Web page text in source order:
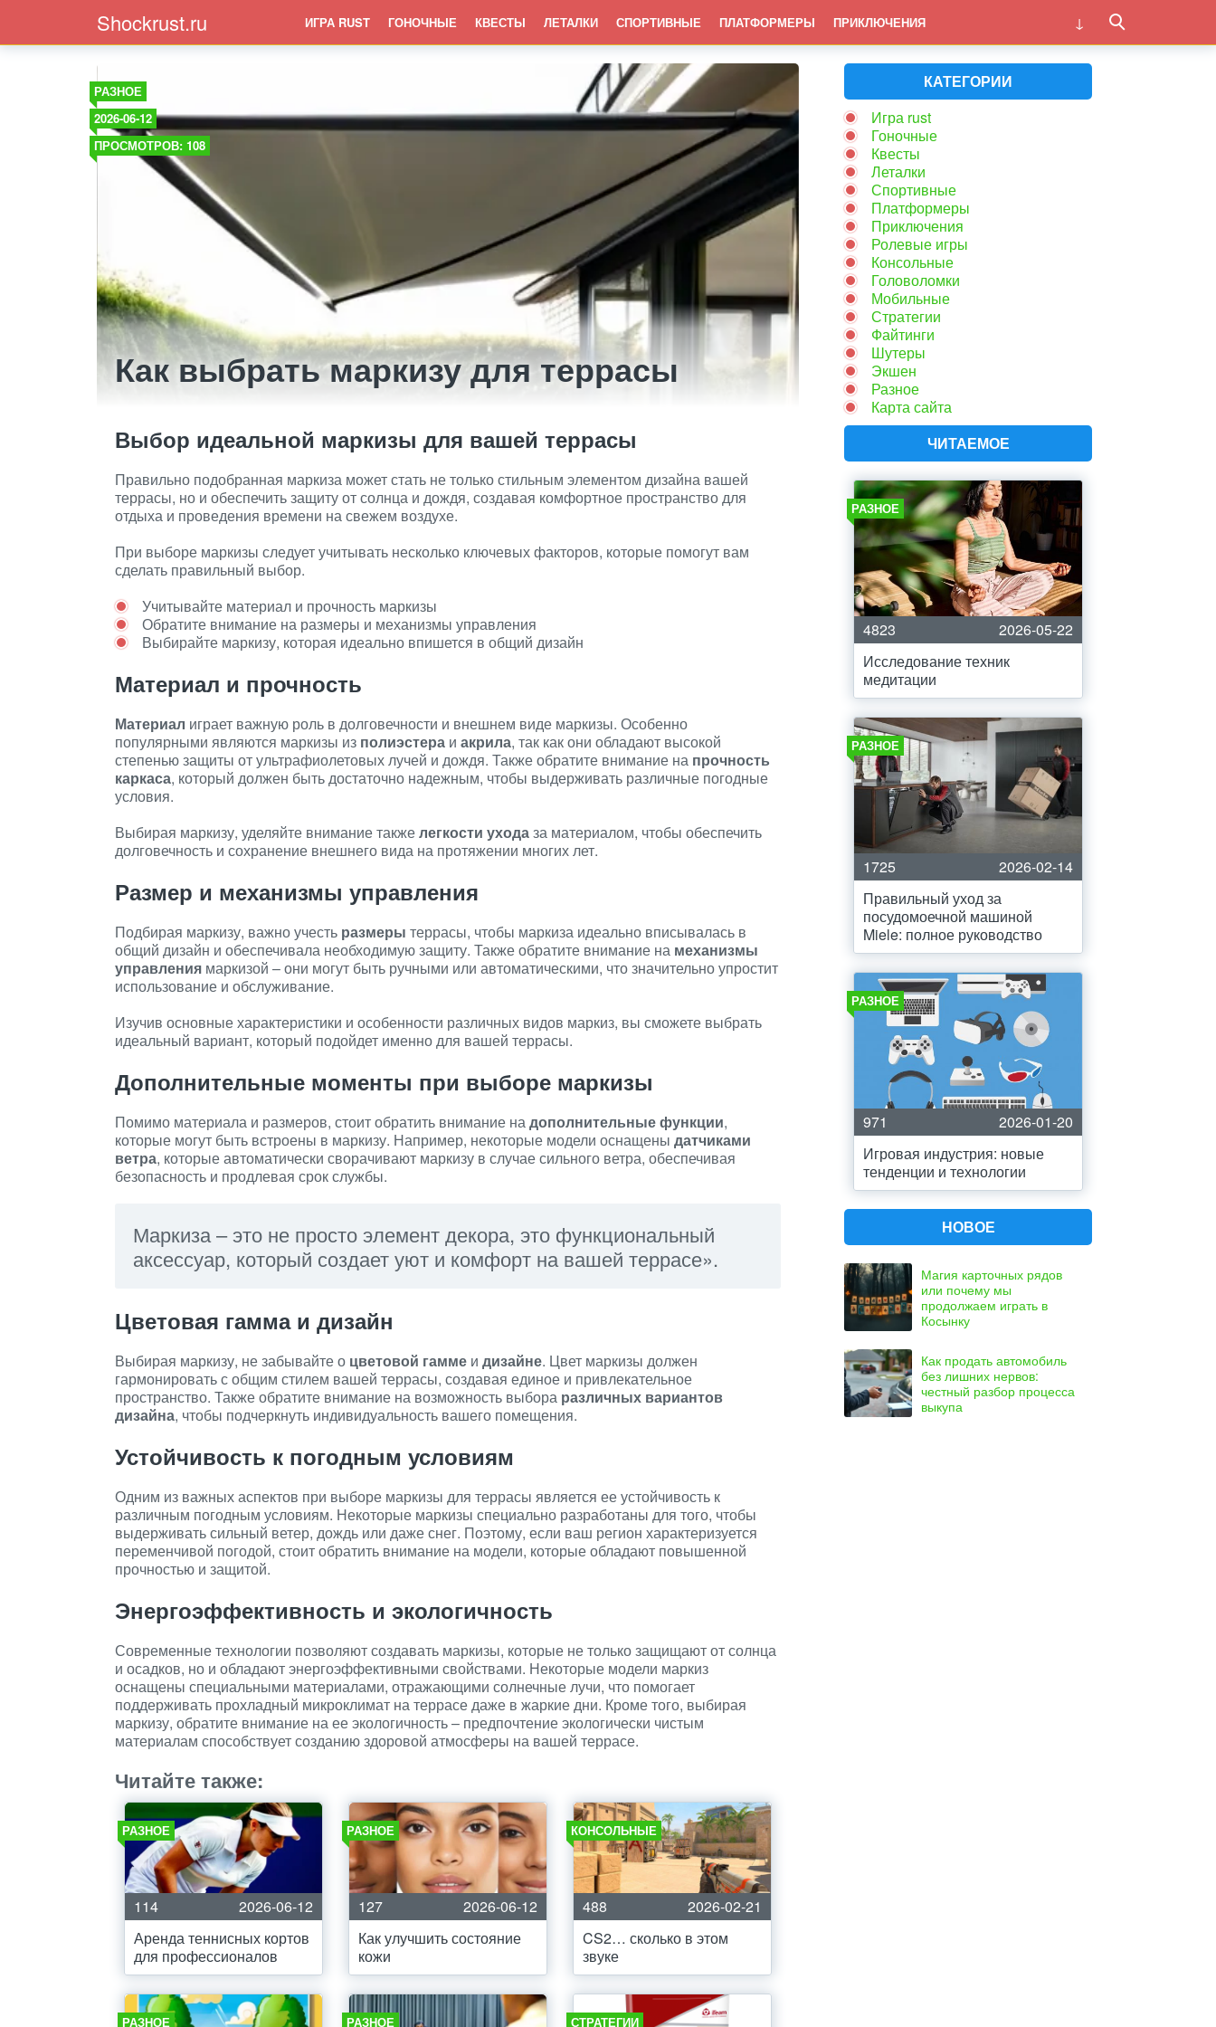
Shockrust.ru ИГРА RUST ГОНОЧНЫЕ КВЕСТЫ ЛЕТАЛКИ СПОРТИВНЫЕ ПЛАТФОРМЕРЫ ПРИКЛЮЧЕНИЯ
РАЗНОЕ
2026-06-12
ПРОСМОТРОВ: 108
Как выбрать маркизу для террасы
Выбор идеальной маркизы для вашей террасы
Правильно подобранная маркиза может стать не только стильным элементом дизайна вашей
террасы, но и обеспечить защиту от солнца и дождя, создавая комфортное пространство для
отдыха и проведения времени на свежем воздухе.
При выборе маркизы следует учитывать несколько ключевых факторов, которые помогут вам
сделать правильный выбор.
Учитывайте материал и прочность маркизы
Обратите внимание на размеры и механизмы управления
Выбирайте маркизу, которая идеально впишется в общий дизайн
Материал и прочность
Материал играет важную роль в долговечности и внешнем виде маркизы. Особенно
популярными являются маркизы из полиэстера и акрила, так как они обладают высокой
степенью защиты от ультрафиолетовых лучей и дождя. Также обратите внимание на прочность
каркаса, который должен быть достаточно надежным, чтобы выдерживать различные погодные
условия.
Выбирая маркизу, уделяйте внимание такжелегкости уходаза материалом, чтобы обеспечить
долговечность и сохранение внешнего вида на протяжении многих лет.
Размер и механизмы управления
Подбирая маркизу, важно учесть размеры террасы, чтобы маркиза идеально вписывалась в
общий дизайн и обеспечивала необходимую защиту. Также обратите внимание на механизмы
управления маркизой – они могут быть ручными или автоматическими, что значительно упростит
использование и обслуживание.
Изучив основные характеристики и особенности различных видов маркиз, вы сможете выбрать
идеальный вариант, который подойдет именно для вашей террасы.
Дополнительные моменты при выборе маркизы
Помимо материала и размеров, стоит обратить внимание надополнительные функции,
которые могут быть встроены в маркизу. Например, некоторые модели оснащены датчиками
ветра, которые автоматически сворачивают маркизу в случае сильного ветра, обеспечивая
безопасность и продлевая срок службы.
Маркиза – это не просто элемент декора, это функциональный
аксессуар, который создает уют и комфорт на вашей террасе».
Цветовая гамма и дизайн
Выбирая маркизу, не забывайте о цветовой гамме и дизайне. Цвет маркизы должен
гармонировать с общим стилем вашей террасы, создавая единое и привлекательное
пространство. Также обратите внимание на возможность выбора различных вариантов
дизайна, чтобы подчеркнуть индивидуальность вашего помещения.
Устойчивость к погодным условиям
Одним из важных аспектов при выборе маркизы для террасы является ее устойчивость к
различным погодным условиям. Некоторые маркизы специально разработаны для того, чтобы
выдерживать сильный ветер, дождь или даже снег. Поэтому, если ваш регион характеризуется
переменчивой погодой, стоит обратить внимание на модели, которые обладают повышенной
прочностью и защитой.
Энергоэффективность и экологичность
Современные технологии позволяют создавать маркизы, которые не только защищают от солнца
и осадков, но и обладают энергоэффективными свойствами. Некоторые модели маркиз
оснащены специальными материалами, отражающими солнечные лучи, что помогает
поддерживать прохладный микроклимат на террасе даже в жаркие дни. Кроме того, выбирая
маркизу, обратите внимание на ее экологичность – предпочтение экологически чистым
материалам способствует созданию здоровой атмосферы на вашей террасе.
Читайте также:
РАЗНОЕ
114
2026-06-12
Аренда теннисных кортов
для профессионалов
РАЗНОЕ
127
2026-06-12
Как улучшить состояние
кожи
КОНСОЛЬНЫЕ
488
2026-02-21
CS2… сколько в этом
звуке
РАЗНОЕ РАЗНОЕ СТРАТЕГИИ
КАТЕГОРИИ
Игра rust
Гоночные
Квесты
Леталки
Спортивные
Платформеры
Приключения
Ролевые игры
Консольные
Головоломки
Мобильные
Стратегии
Файтинги
Шутеры
Экшен
Разное
Карта сайта
ЧИТАЕМОЕ
РАЗНОЕ
4823
2026-05-22
Исследование техник
медитации
РАЗНОЕ
1725
2026-02-14
Правильный уход за
посудомоечной машиной
Miele: полное руководство
РАЗНОЕ
971
2026-01-20
Игровая индустрия: новые
тенденции и технологии
НОВОЕ
Магия карточных рядов
или почему мы
продолжаем играть в
Косынку
Как продать автомобиль
без лишних нервов:
честный разбор процесса
выкупа